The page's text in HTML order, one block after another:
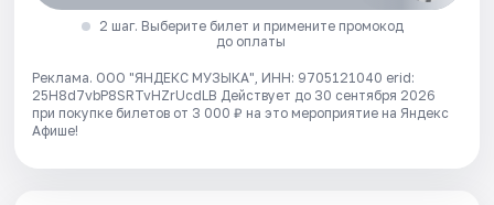
2 шаг. Выберите билет и примените промокод
до оплаты
Реклама. ООО "ЯНДЕКС МУЗЫКА", ИНН: 9705121040 erid:
25H8d7vbP8SRTvHZrUcdLB Действует до 30 сентября 2026
при покупке билетов от 3 000 ₽ на это мероприятие на Яндекс
Афише!